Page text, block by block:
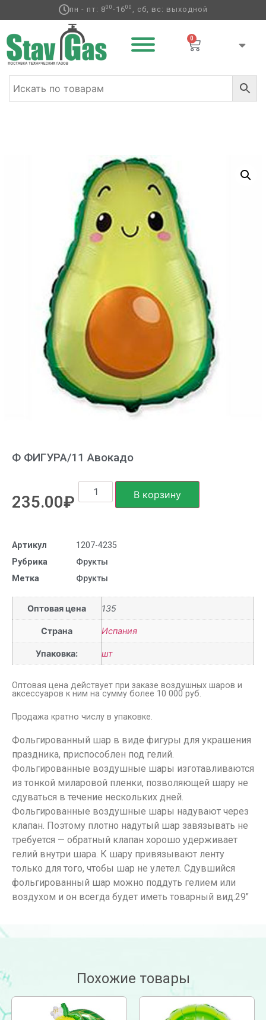
пн - пт: 800-1600 , сб, вс: выходной
0
Ф ФИГУРА/11 Авокадо
235.00₽ В корзину
Артикул
1207-4235
Рубрика
Фрукты
Метка
Фрукты
Оптовая цена 135
Страна Испания
Упаковка: шт
Оптовая цена действует при заказе воздушных шаров и
аксессуаров к ним на сумму более 10 000 руб.
Продажа кратно числу в упаковке.
Фольгированный шар в виде фигуры для украшения
праздника, приспособлен под гелий.
Фольгированные воздушные шары изготавливаются
из тонкой миларовой пленки, позволяющей шару не
сдуваться в течение нескольких дней.
Фольгированные воздушные шары надувают через
клапан. Поэтому плотно надутый шар завязывать не
требуется — обратный клапан хорошо удерживает
гелий внутри шара. К шару привязывают ленту
только для того, чтобы шар не улетел. Сдувшийся
фольгированный шар можно поддуть гелием или
воздухом и он всегда будет иметь товарный вид.29″
Похожие товары